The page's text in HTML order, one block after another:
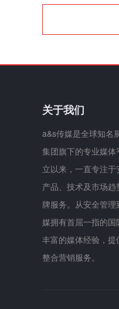
关于我们
a&s传媒是全球知名
集团旗下的专业媒
立以来，一直专注
产品、技术及市场
牌服务。从安全管
媒拥有首屈一指的国
丰富的媒体经验，
整合营销服务。